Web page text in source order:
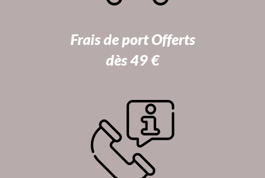
Frais de port Offerts
dès 49 €